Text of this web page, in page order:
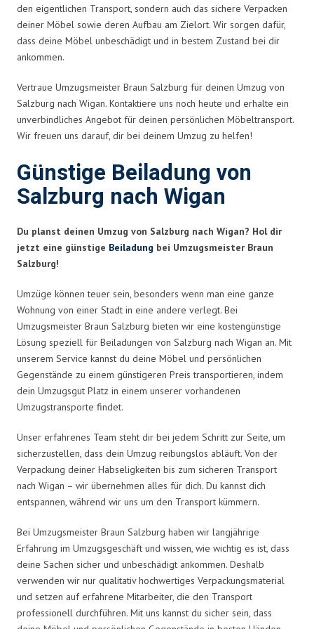
den eigentlichen Transport, sondern auch das sichere Verpacken
deiner Möbel sowie deren Aufbau am Zielort. Wir sorgen dafür,
dass deine Möbel unbeschädigt und in bestem Zustand bei dir
ankommen.
Vertraue Umzugsmeister Braun Salzburg für deinen Umzug von
Salzburg nach Wigan. Kontaktiere uns noch heute und erhalte ein
unverbindliches Angebot für deinen persönlichen Möbeltransport.
Wir freuen uns darauf, dir bei deinem Umzug zu helfen!
Günstige Beiladung von
Salzburg nach Wigan
Du planst deinen Umzug von Salzburg nach Wigan? Hol dir
jetzt eine günstige Beiladung bei Umzugsmeister Braun
Salzburg!
Umzüge können teuer sein, besonders wenn man eine ganze
Wohnung von einer Stadt in eine andere verlegt. Bei
Umzugsmeister Braun Salzburg bieten wir eine kostengünstige
Lösung speziell für Beiladungen von Salzburg nach Wigan an. Mit
unserem Service kannst du deine Möbel und persönlichen
Gegenstände zu einem günstigeren Preis transportieren, indem
dein Umzugsgut Platz in einem unserer vorhandenen
Umzugstransporte findet.
Unser erfahrenes Team steht dir bei jedem Schritt zur Seite, um
sicherzustellen, dass dein Umzug reibungslos abläuft. Von der
Verpackung deiner Habseligkeiten bis zum sicheren Transport
nach Wigan – wir übernehmen alles für dich. Du kannst dich
entspannen, während wir uns um den Transport kümmern.
Bei Umzugsmeister Braun Salzburg haben wir langjährige
Erfahrung im Umzugsgeschäft und wissen, wie wichtig es ist, dass
deine Sachen sicher und unbeschädigt ankommen. Deshalb
verwenden wir nur qualitativ hochwertiges Verpackungsmaterial
und setzen auf erfahrene Mitarbeiter, die den Transport
professionell durchführen. Mit uns kannst du sicher sein, dass